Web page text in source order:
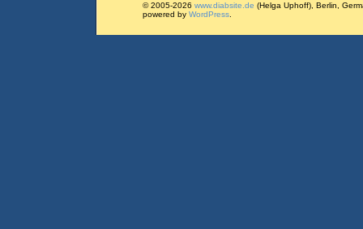
© 2005-2026 www.diabsite.de (Helga Uphoff), Berlin,
powered by WordPress.